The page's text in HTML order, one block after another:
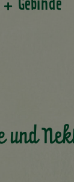
Gebinde
und